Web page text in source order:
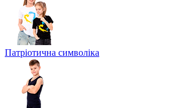
Патріотична символіка